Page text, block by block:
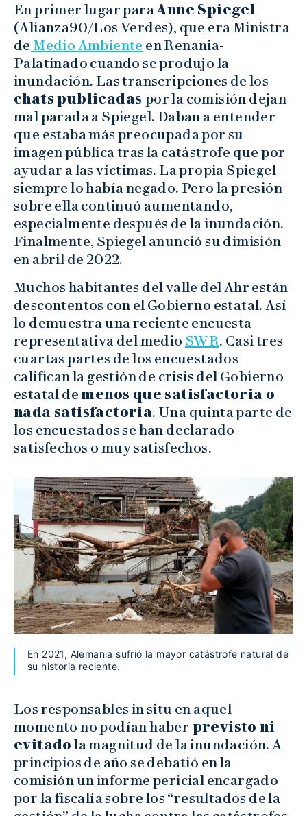
En primer lugar paraAnne Spiegel
(Alianza90/Los Verdes), que era Ministra
de Medio Ambiente en Renania-
Palatinado cuando se produjo la
inundación. Las transcripciones de los
chats publicadas por la comisión dejan
mal parada a Spiegel. Daban a entender
que estaba más preocupada por su
imagen pública tras la catástrofe que por
ayudar a las víctimas. La propia Spiegel
siempre lo había negado. Pero la presión
sobre ella continuó aumentando,
especialmente después de la inundación.
Finalmente, Spiegel anunció su dimisión
en abril de 2022.
Muchos habitantes del valle del Ahr están
descontentos con el Gobierno estatal. Así
lo demuestra una reciente encuesta
representativa del medio SWR. Casi tres
cuartas partes de los encuestados
califican la gestión de crisis del Gobierno
estatal demenos que satisfactoria o
nada satisfactoria. Una quinta parte de
los encuestados se han declarado
satisfechos o muy satisfechos.
En 2021, Alemania sufrió la mayor catástrofe natural de
su historia reciente.
Los responsables in situ en aquel
momento no podían haber previsto ni
evitado la magnitud de la inundación. A
principios de año se debatió en la
comisión un informe pericial encargado
por la fiscalía sobre los “resultados de la